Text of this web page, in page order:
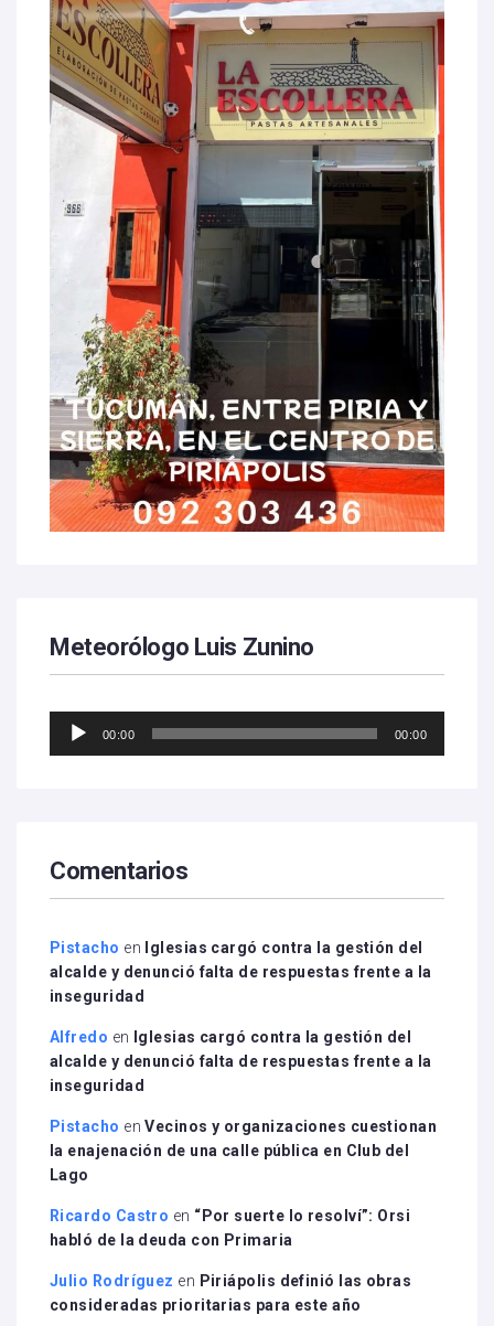
Meteorólogo Luis Zunino
Reproductor
00:00 00:00
Comentarios
Pistacho en
Iglesias cargó contra la gestión del
alcalde y denunció falta de respuestas frente a la
inseguridad
Alfredo en
Iglesias cargó contra la gestión del
alcalde y denunció falta de respuestas frente a la
inseguridad
Pistacho enVecinos y organizaciones cuestionan
la enajenación de una calle pública en Club del
Lago
Ricardo Castro en “Por suerte lo resolví”: Orsi
habló de la deuda con Primaria
Julio Rodríguez en Piriápolis definió las obras
consideradas prioritarias para este año